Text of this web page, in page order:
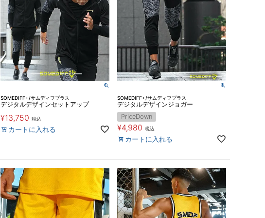
SOMEDIFF+/サムディフプラス
デジタルデザインセットアップ
¥13,750 税込
カートに入れる
SOMEDIFF+/サムディフプラス
デジタルデザインジョガー
PriceDown
¥4,980 税込
カートに入れる